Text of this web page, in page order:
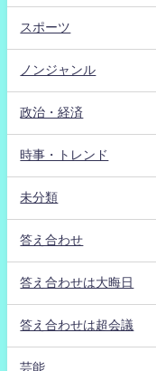
スポーツ
ノンジャンル
政治・経済
時事・トレンド
未分類
答え合わせ
答え合わせは大晦日
答え合わせは超会議
芸能